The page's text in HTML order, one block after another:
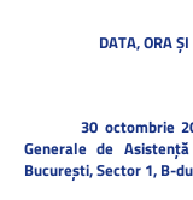
DATA, ORA
30 octombrie
Generale de
București, Sector 1, B-